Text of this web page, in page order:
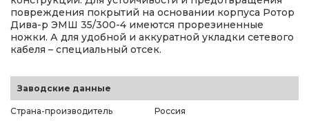
повреждения покрытий на основании корпуса Ротор
Дива-р ЭМШ 35/300-4 имеются прорезиненные
ножки. А для удобной и аккуратной укладки сетевого
кабеля – специальный отсек.
Заводские данные
Страна-производитель Россия